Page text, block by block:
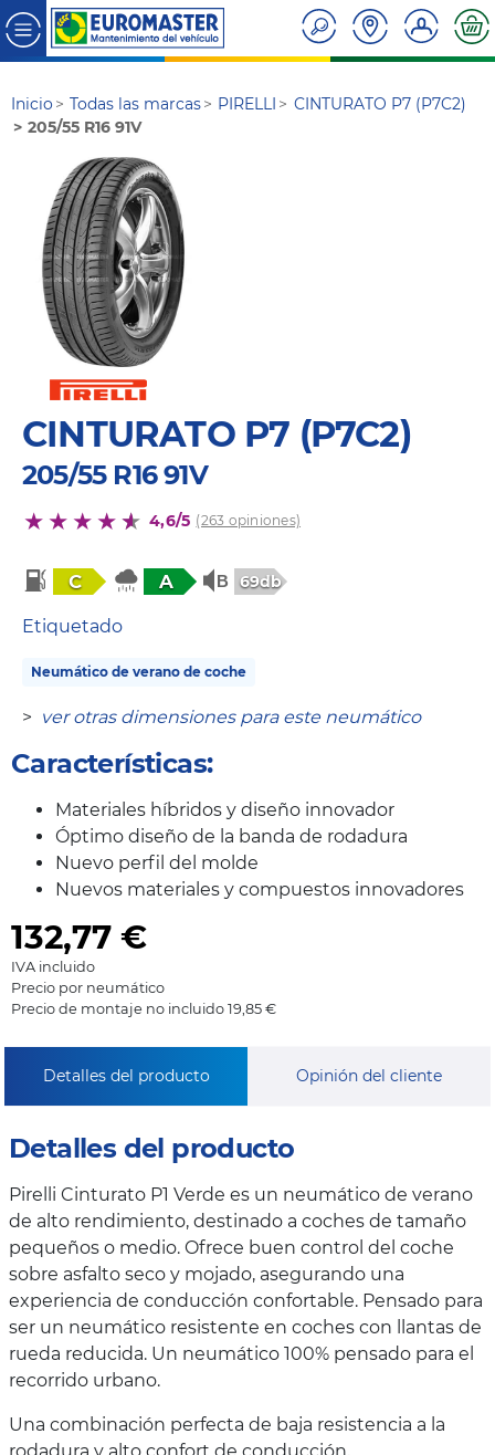
Inicio Todas las marcas PIRELLI
CINTURATO P7 (P7C2)
205/55 R16 91V
CINTURATO P7 (P7C2)
205/55 R16 91V
4,6/5 (263 opiniones)
C A 69db
Etiquetado
Neumático de verano de coche
> ver otras dimensiones para este neumático
Características:
Materiales híbridos y diseño innovador
Óptimo diseño de la banda de rodadura
Nuevo perfil del molde
Nuevos materiales y compuestos innovadores
132,77 €
IVA incluido
Precio por neumático
Precio de montaje no incluido 19,85 €
Detalles del producto Opinión del cliente
Detalles del producto
Pirelli Cinturato P1 Verde es un neumático de verano
de alto rendimiento, destinado a coches de tamaño
pequeños o medio. Ofrece buen control del coche
sobre asfalto seco y mojado, asegurando una
experiencia de conducción confortable. Pensado para
ser un neumático resistente en coches con llantas de
rueda reducida. Un neumático 100% pensado para el
recorrido urbano.
Una combinación perfecta de baja resistencia a la